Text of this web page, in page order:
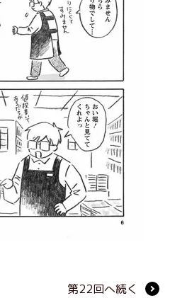
第22回へ続く